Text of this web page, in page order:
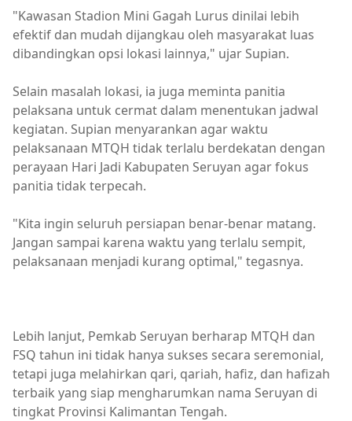
"Kawasan Stadion Mini Gagah Lurus dinilai lebih
efektif dan mudah dijangkau oleh masyarakat luas
dibandingkan opsi lokasi lainnya," ujar Supian.
Selain masalah lokasi, ia juga meminta panitia
pelaksana untuk cermat dalam menentukan jadwal
kegiatan. Supian menyarankan agar waktu
pelaksanaan MTQH tidak terlalu berdekatan dengan
perayaan Hari Jadi Kabupaten Seruyan agar fokus
panitia tidak terpecah.
"Kita ingin seluruh persiapan benar-benar matang.
Jangan sampai karena waktu yang terlalu sempit,
pelaksanaan menjadi kurang optimal," tegasnya.
Lebih lanjut, Pemkab Seruyan berharap MTQH dan
FSQ tahun ini tidak hanya sukses secara seremonial,
tetapi juga melahirkan qari, qariah, hafiz, dan hafizah
terbaik yang siap mengharumkan nama Seruyan di
tingkat Provinsi Kalimantan Tengah.